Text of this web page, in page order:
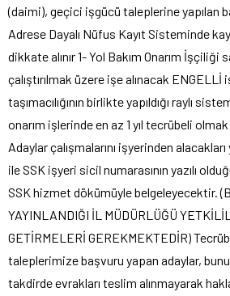
(daimi), geçici işgücü taleplerine yapılan
Adrese Dayalı Nüfus Kayıt Sisteminde
dikkate alınır 1- Yol Bakım Onarım İşçiliği
çalıştırılmak üzere işe alınacak
taşımacılığının birlikte yapıldığı raylı
onarım işlerinde en az 1 yıl tecrübeli
Adaylar çalışmalarını işyerinden
ile SSK işyeri sicil numarasının yazılı
SSK hizmet dökümüyle belgeleyecektir.
YAYINLANDIĞI İL MÜDÜRLÜĞÜ
GETİRMELERİ GEREKMEKTEDİR)
taleplerimize başvuru yapan adaylar,
takdirde evrakları teslim alınmayarak